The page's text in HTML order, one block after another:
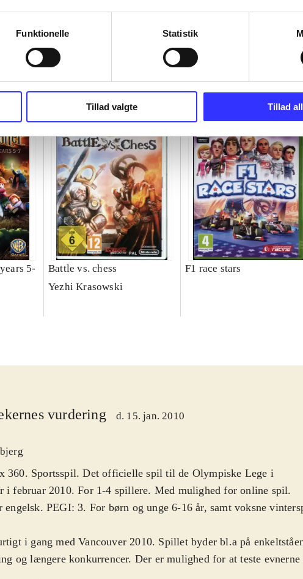
Funktionelle Statistik
Tillad valgte Tillad
5-
Battle vs. chess
Yezhi Krasowski
F1 race stars
vurdering d. 15. jan. 2010
360. Sportsspil. Det officielle spil til de Olympiske Lege i
i februar 2010. For 1-4 spillere. Med mulighed for online spil.
engelsk. PEGI: 3. For børn og unge 6-16 år, samt voksne
i gang med Vancouver 2010. Spillet byder bl.a på
og længere konkurrencer. Der er mulighed for at teste evnerne